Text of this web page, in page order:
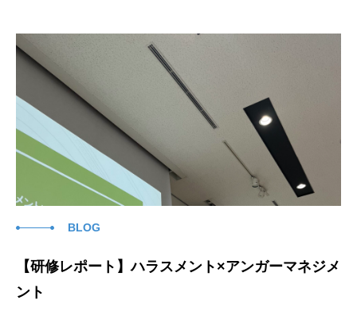
BLOG
【研修レポート】ハラスメント×アンガーマネジメ
ント